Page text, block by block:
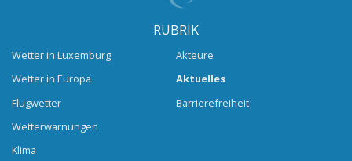
RUBRIK
Wetter in Luxemburg
Wetter in Europa
Flugwetter
Wetterwarnungen
Klima
Akteure
Aktuelles
Barrierefreiheit